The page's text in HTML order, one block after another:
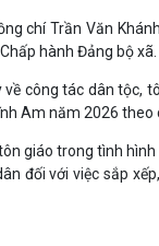
chí Trần Văn
hành Đảng bộ xã.
công tác dân tộc,
Am năm 2026 theo
giáo trong tình
đối với việc sắp